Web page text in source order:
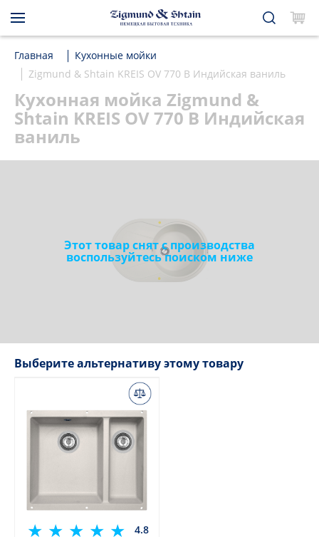
Главная
Кухонные мойки
Zigmund & Shtain KREIS OV 770 B Индийская ваниль
Кухонная мойка Zigmund &
Shtain KREIS OV 770 B Индийская
ваниль
Этот товар снят с производства
воспользуйтесь поиском ниже
Выберите альтернативу этому товару
4.8